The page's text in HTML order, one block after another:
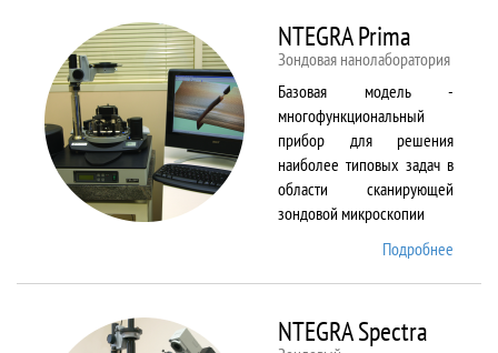
NTEGRA Prima
Зондовая нанолаборатория
Базовая модель -
многофункциональный
прибор для решения
наиболее типовых задач в
области сканирующей
зондовой микроскопии
Подробнее
NTEGRA Spectra